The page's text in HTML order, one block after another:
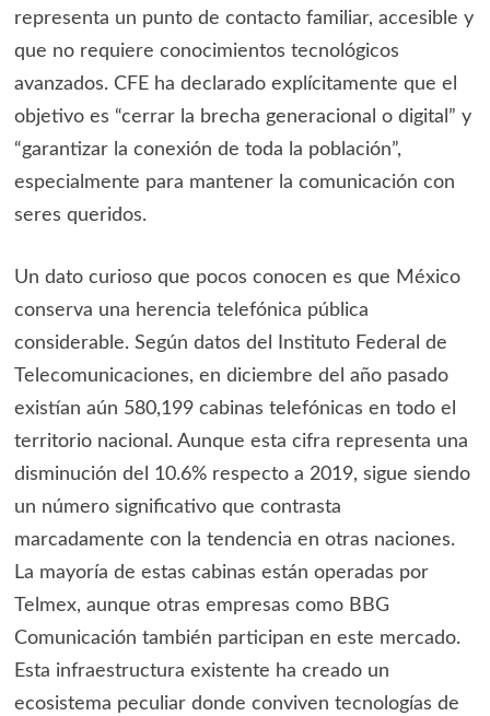
representa un punto de contacto familiar, accesible y
que no requiere conocimientos tecnológicos
avanzados. CFE ha declarado explícitamente que el
objetivo es “cerrar la brecha generacional o digital” y
“garantizar la conexión de toda la población”,
especialmente para mantener la comunicación con
seres queridos.
Un dato curioso que pocos conocen es que México
conserva una herencia telefónica pública
considerable. Según datos del Instituto Federal de
Telecomunicaciones, en diciembre del año pasado
existían aún 580,199 cabinas telefónicas en todo el
territorio nacional. Aunque esta cifra representa una
disminución del 10.6% respecto a 2019, sigue siendo
un número significativo que contrasta
marcadamente con la tendencia en otras naciones.
La mayoría de estas cabinas están operadas por
Telmex, aunque otras empresas como BBG
Comunicación también participan en este mercado.
Esta infraestructura existente ha creado un
ecosistema peculiar donde conviven tecnologías de